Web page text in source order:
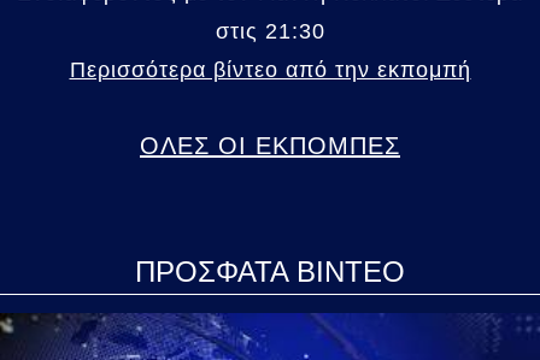
στις 21:30
Περισσότερα βίντεο από την εκπομπή
ΟΛΕΣ ΟΙ ΕΚΠΟΜΠΕΣ
ΠΡΟΣΦΑΤΑ ΒΙΝΤΕΟ